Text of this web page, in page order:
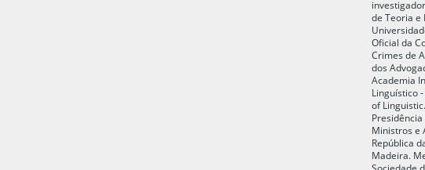
de Teoria e
Oficial da
Crimes de
dos
Academia
Linguístico
of
Ministros e
República
Madeira.
Sociedade